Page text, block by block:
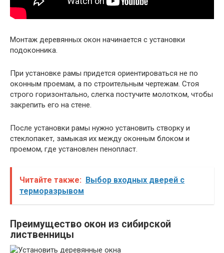
Монтаж деревянных окон начинается с установки
подоконника.
При установке рамы придется ориентироваться не по
оконным проемам, а по строительным чертежам. Стоя
строго горизонтально, слегка постучите молотком, чтобы
закрепить его на стене.
После установки рамы нужно установить створку и
стеклопакет, замыкая их между оконным блоком и
проемом, где установлен пенопласт.
Читайте также: Выбор входных дверей с
терморазрывом
Преимущество окон из сибирской
лиственницы